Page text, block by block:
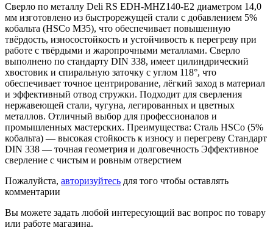
Сверло по металлу Deli RS EDH-MHZ140-E2 диаметром 14,0
мм изготовлено из быстрорежущей стали с добавлением 5%
кобальта (HSCo M35), что обеспечивает повышенную
твёрдость, износостойкость и устойчивость к перегреву при
работе с твёрдыми и жаропрочными металлами. Сверло
выполнено по стандарту DIN 338, имеет цилиндрический
хвостовик и спиральную заточку с углом 118°, что
обеспечивает точное центрирование, лёгкий заход в материал
и эффективный отвод стружки. Подходит для сверления
нержавеющей стали, чугуна, легированных и цветных
металлов. Отличный выбор для профессионалов и
промышленных мастерских. Преимущества: Сталь HSCo (5%
кобальта) — высокая стойкость к износу и перегреву Стандарт
DIN 338 — точная геометрия и долговечность Эффективное
сверление с чистым и ровным отверстием
Пожалуйста, авторизуйтесь для того чтобы оставлять
комментарии
Вы можете задать любой интересующий вас вопрос по товару
или работе магазина.